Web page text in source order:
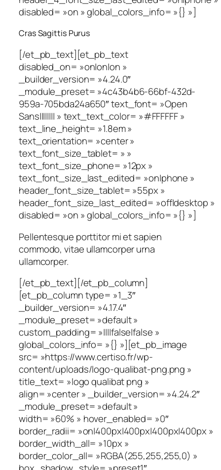
disabled= »on » global_colors_info= »{} »]
Cras Sagittis Purus
[/et_pb_text][et_pb_text
disabled_on= »on|on|on »
_builder_version= »4.24.0″
_module_preset= »4c43b4b6-66bf-432d-
959a-705bda24a650″ text_font= »Open
Sans|||||||| » text_text_color= »#FFFFFF »
text_line_height= »1.8em »
text_orientation= »center »
text_font_size_tablet= » »
text_font_size_phone= »12px »
text_font_size_last_edited= »on|phone »
header_font_size_tablet= »55px »
header_font_size_last_edited= »off|desktop »
disabled= »on » global_colors_info= »{} »]
Pellentesque porttitor mi et sapien
commodo, vitae ullamcorper urna
ullamcorper.
[/et_pb_text][/et_pb_column]
[et_pb_column type= »1_3″
_builder_version= »4.17.4″
_module_preset= »default »
custom_padding= »||||false|false »
global_colors_info= »{} »][et_pb_image
src= »https://www.certiso.fr/wp-
content/uploads/logo-qualibat-png.png »
title_text= »logo qualibat png »
align= »center » _builder_version= »4.24.2″
_module_preset= »default »
width= »60% » hover_enabled= »0″
border_radii= »on|400px|400px|400px|400px »
border_width_all= »10px »
border_color_all= »RGBA(255,255,255,0) »